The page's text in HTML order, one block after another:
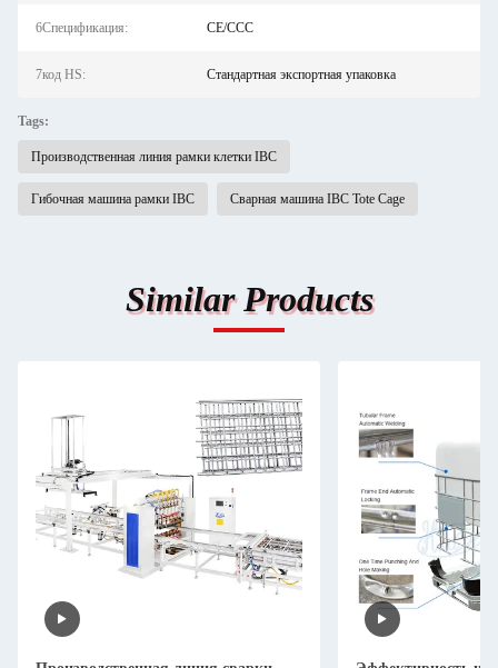
6Спецификация: CE/CCC
7код HS: Стандартная экспортная упаковка
Tags:
Производственная линия рамки клетки IBC
Гибочная машина рамки IBC Сварная машина IBC Tote Cage
Similar Products